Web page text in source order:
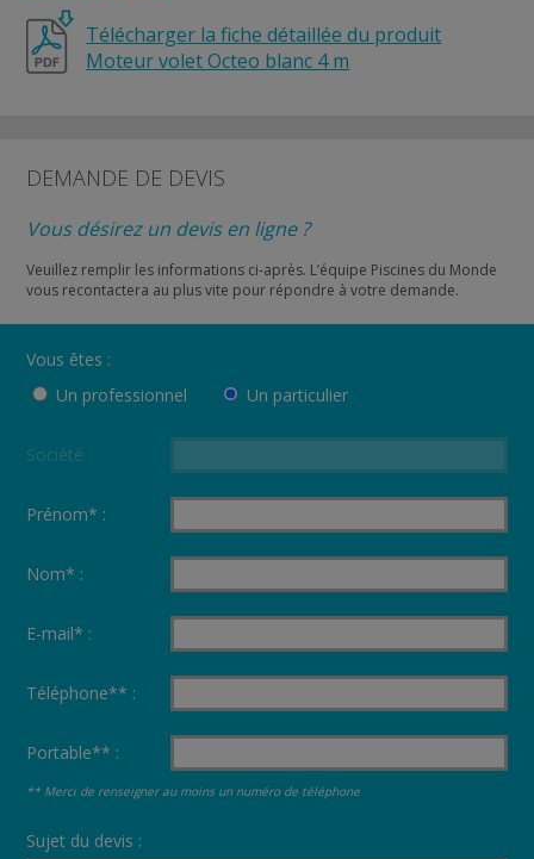
Télécharger la fiche détaillée du produit
Moteur volet Octeo blanc 4 m
DEMANDE DE DEVIS
Vous désirez un devis en ligne ?
Veuillez remplir les informations ci-après. L’équipe Piscines du Monde
vous recontactera au plus vite pour répondre à votre demande.
Vous êtes :
Un professionnel
Un particulier
Société :
Prénom* :
Nom* :
E-mail* :
Téléphone** :
Portable** :
** Merci de renseigner au moins un numéro de téléphone
Sujet du devis :